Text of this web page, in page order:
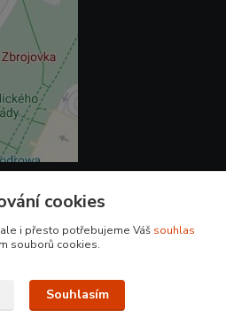
cookies
i přesto potřebujeme Váš souhlas
souborů cookies.
Souhlasím